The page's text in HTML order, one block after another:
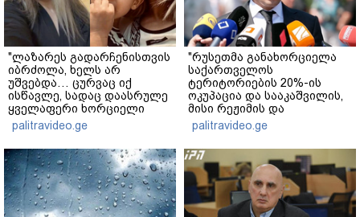
"ლაზარეს გადარჩენისთვის
იბრძოლა, ხელს არ
უშვებდა… ცურვაც იქ
ისწავლე, სადაც დაასრულე
ყველაფერი ხორციელი
ცხოვრებიდან" – რას წერს
ხობში დაღუპული დედა-
შვილის ახლობელი?
palitravideo.ge
"რუსეთმა განახორციელა
საქართველოს
ტერიტორიების 20%-ის
ოკუპაცია და სააკაშვილის,
მისი რეჟიმის და
"ნაცმოძრაობის" ღალატი
ვერანაირად ვერ
გადაფარავს ამ
დანაშაულს" - ირაკლი
კობახიძე
palitravideo.ge